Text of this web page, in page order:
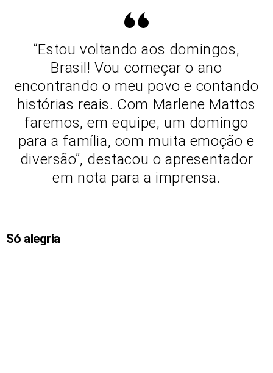
“Estou voltando aos domingos,
Brasil! Vou começar o ano
encontrando o meu povo e contando
histórias reais. Com Marlene Mattos
faremos, em equipe, um domingo
para a família, com muita emoção e
diversão”, destacou o apresentador
em nota para a imprensa.
Só alegria